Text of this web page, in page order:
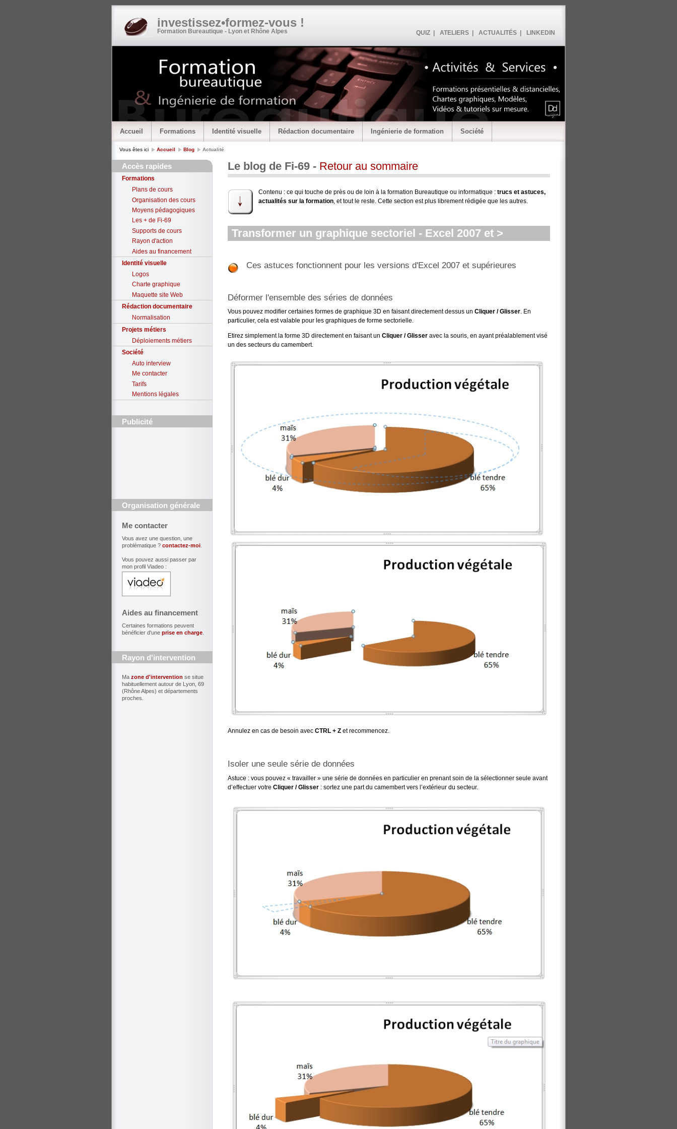
investissez•formez-vous !
Formation Bureautique - Lyon et Rhône Alpes QUIZ | ATELIERS | ACTUALITÉS | LINKEDIN
Accueil Formations Identité visuelle Rédaction documentaire Ingénierie de formation Société
Vous êtes ici Accueil Blog Actualité
Accès rapides
Formations
Plans de cours
Organisation des cours
Moyens pédagogiques
Les + de Fi-69
Supports de cours
Rayon d'action
Aides au financement
Identité visuelle
Logos
Charte graphique
Maquette site Web
Rédaction documentaire
Normalisation
Projets métiers
Déploiements métiers
Société
Auto interview
Me contacter
Tarifs
Mentions légales
Publicité
Organisation générale
Me contacter
Vous avez une question, une
problématique ? contactez-moi
Vous pouvez aussi passer par
mon profil Viadeo :
Aides au financement
Certaines formations peuvent
bénéficier d'une prise en charge
Rayon d'intervention
Ma zone d'intervention se situe
habituellement autour de Lyon, 69
(Rhône Alpes) et départements
proches.
Le blog de Fi-69 - Retour au sommaire
Contenu : ce qui touche de près ou de loin à la formation Bureautique ou informatique : trucs et astuces,
actualités sur la formation, et tout le reste. Cette section est plus librement rédigée que les autres.
Transformer un graphique sectoriel - Excel 2007 et >
Ces astuces fonctionnent pour les versions d'Excel 2007 et supérieures
Déformer l'ensemble des séries de données
Vous pouvez modifier certaines formes de graphique 3D en faisant directement dessus un Cliquer / Glisser. En
particulier, cela est valable pour les graphiques de forme sectorielle.
Etirez simplement la forme 3D directement en faisant un Cliquer / Glisser avec la souris, en ayant préalablement visé
un des secteurs du camembert.
Annulez en cas de besoin avec CTRL + Z et recommencez.
Isoler une seule série de données
Astuce : vous pouvez « travailler » une série de données en particulier en prenant soin de la sélectionner seule avant
d’effectuer votre Cliquer / Glisser : sortez une part du camembert vers l’extérieur du secteur.